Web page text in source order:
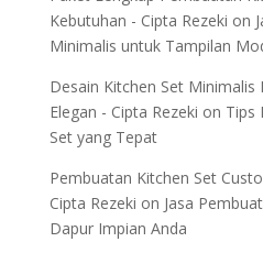
Kebutuhan - Cipta Rezeki on
Minimalis untuk Tampilan
Desain Kitchen Set
Elegan - Cipta Rezeki on Tips
Set yang Tepat
Pembuatan Kitchen Set
Cipta Rezeki on Jasa
Dapur Impian Anda